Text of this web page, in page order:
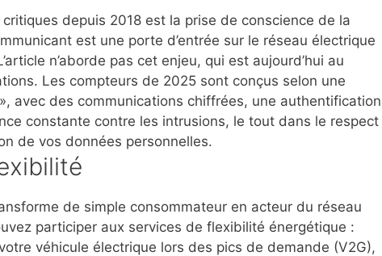
critiques depuis 2018 est la prise de conscience de la
est une porte d’entrée sur le réseau électrique
n’aborde pas cet enjeu, qui est aujourd’hui au
Les compteurs de 2025 sont conçus selon une
avec des communications chiffrées, une authentification
constante contre les intrusions, le tout dans le respect
de vos données personnelles.
de simple consommateur en acteur du réseau
participer aux services de flexibilité énergétique :
véhicule électrique lors des pics de demande (V2G),